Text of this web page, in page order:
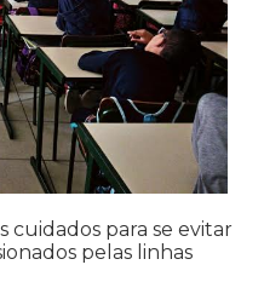
cuidados para se evitar
pelas linhas